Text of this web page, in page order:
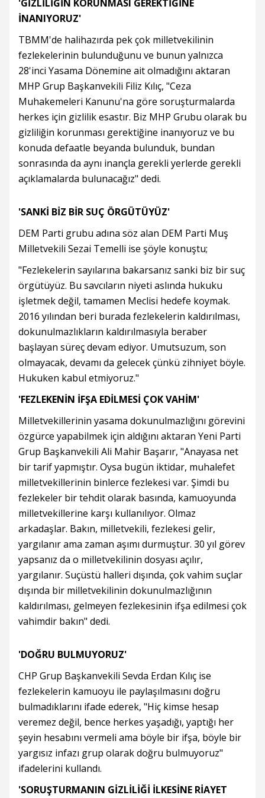
'GİZLİLİĞİN KORUNMASI GEREKTİĞİNE
İNANIYORUZ'
TBMM'de halihazırda pek çok milletvekilinin
fezlekelerinin bulunduğunu ve bunun yalnızca
28'inci Yasama Dönemine ait olmadığını aktaran
MHP Grup Başkanvekili Filiz Kılıç, "Ceza
Muhakemeleri Kanunu'na göre soruşturmalarda
herkes için gizlilik esastır. Biz MHP Grubu olarak bu
gizliliğin korunması gerektiğine inanıyoruz ve bu
konuda defaatle beyanda bulunduk, bundan
sonrasında da aynı inançla gerekli yerlerde gerekli
açıklamalarda bulunacağız" dedi.
'SANKİ BİZ BİR SUÇ ÖRGÜTÜYÜZ'
DEM Parti grubu adına söz alan DEM Parti Muş
Milletvekili Sezai Temelli ise şöyle konuştu;
"Fezlekelerin sayılarına bakarsanız sanki biz bir suç
örgütüyüz. Bu savcıların niyeti aslında hukuku
işletmek değil, tamamen Meclisi hedefe koymak.
2016 yılından beri burada fezlekelerin kaldırılması,
dokunulmazlıkların kaldırılmasıyla beraber
başlayan süreç devam ediyor. Umutsuzum, son
olmayacak, devamı da gelecek çünkü zihniyet böyle.
Hukuken kabul etmiyoruz."
'FEZLEKENİN İFŞA EDİLMESİ ÇOK VAHİM'
Milletvekillerinin yasama dokunulmazlığını görevini
özgürce yapabilmek için aldığını aktaran Yeni Parti
Grup Başkanvekili Ali Mahir Başarır, "Anayasa net
bir tarif yapmıştır. Oysa bugün iktidar, muhalefet
milletvekillerinin binlerce fezlekesi var. Şimdi bu
fezlekeler bir tehdit olarak basında, kamuoyunda
milletvekillerine karşı kullanılıyor. Olmaz
arkadaşlar. Bakın, milletvekili, fezlekesi gelir,
yargılanır ama zaman aşımı durmuştur. 30 yıl görev
yapsanız da o milletvekilinin dosyası açılır,
yargılanır. Suçüstü halleri dışında, çok vahim suçlar
dışında bir milletvekilinin dokunulmazlığının
kaldırılması, gelmeyen fezlekesinin ifşa edilmesi çok
vahimdir bakın" dedi.
'DOĞRU BULMUYORUZ'
CHP Grup Başkanvekili Sevda Erdan Kılıç ise
fezlekelerin kamuoyu ile paylaşılmasını doğru
bulmadıklarını ifade ederek, "Hiç kimse hesap
veremez değil, bence herkes yaşadığı, yaptığı her
şeyin hesabını vermeli ama böyle bir ifşa, böyle bir
yargısız infazı grup olarak doğru bulmuyoruz"
ifadelerini kullandı.
'SORUŞTURMANIN GİZLİLİĞİ İLKESİNE RİAYET